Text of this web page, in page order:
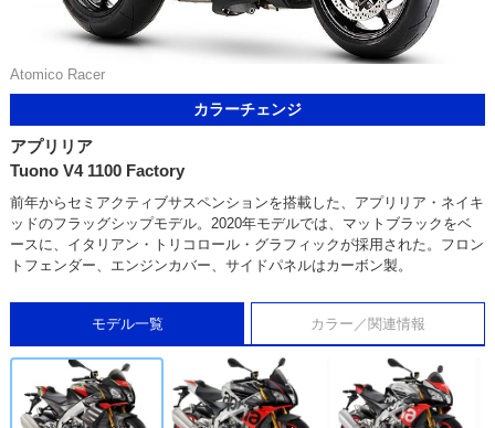
Atomico Racer
カラーチェンジ
アプリリア
Tuono V4 1100 Factory
前年からセミアクティブサスペンションを搭載した、アプリリア・ネイキ
ッドのフラッグシップモデル。2020年モデルでは、マットブラックをベ
ースに、イタリアン・トリコロール・グラフィックが採用された。フロン
トフェンダー、エンジンカバー、サイドパネルはカーボン製。
モデル一覧 カラー／関連情報